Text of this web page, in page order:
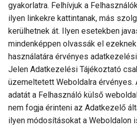
gyakorlatra. Felhívjuk a
ilyen linkekre kattintanak, más
kerülhetnek át. Ilyen esetekben
mindenképpen olvassák el
használatára érvényes
Jelen Adatkezelési Tájékoztató
üzemeltetett Weboldalra érvényes.
adatát a Felhasználó külső
nem fogja érinteni az Adatkezelő
ilyen módosításokat a Weboldalon